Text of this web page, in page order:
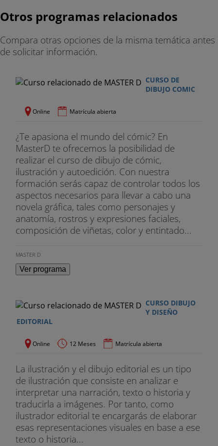
Otros programas relacionados
Compara otras opciones de la misma temática antes
de solicitar información.
CURSO DE
DIBUJO COMIC
Online Matrícula abierta
¿Te apasiona el mundo del cómic? En
MasterD te ofrecemos la posibilidad de
realizar el curso de dibujo de cómic,
ilustración y autoedición. Con nuestra
formación serás capaz de controlar todos los
aspectos necesarios para llevar a cabo una
novela gráfica, tales como personajes y
anatomía, rostros y expresiones faciales,
composición de viñetas, color y entintado...
MASTER D
Ver programa
CURSO DIBUJO
Y DISEÑO
EDITORIAL
Online 12 Meses Matrícula abierta
La ilustración y el dibujo editorial es un tipo
de ilustración que consiste en analizar e
interpretar una narración, texto o historia y
traducirla a imágenes. Por tanto, como
ilustrador editorial te encargarás de elaborar
esas representaciones visuales en base a ese
texto o historia...